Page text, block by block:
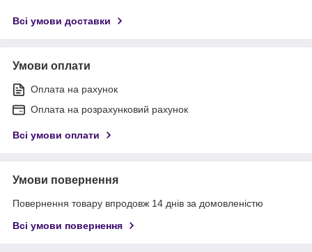
Всі умови доставки
Умови оплати
Оплата на рахунок
Оплата на розрахунковий рахунок
Всі умови оплати
Умови повернення
Повернення товару впродовж 14 днів за домовленістю
Всі умови повернення